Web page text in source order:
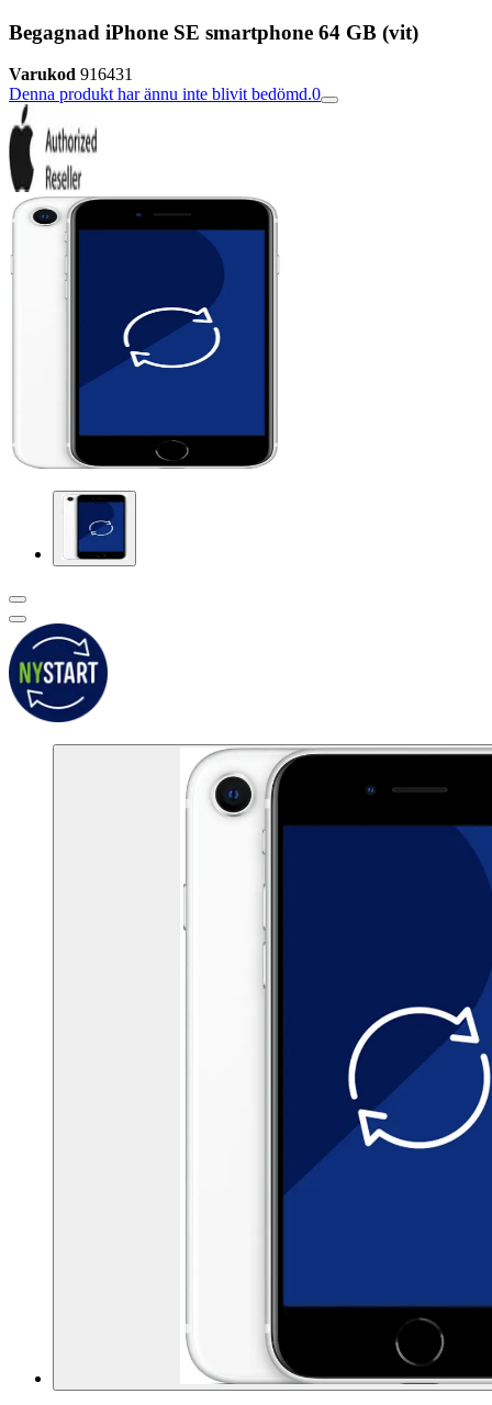
Begagnad iPhone SE smartphone 64 GB (vit)
Varukod 916431
Denna produkt har ännu inte blivit bedömd.0